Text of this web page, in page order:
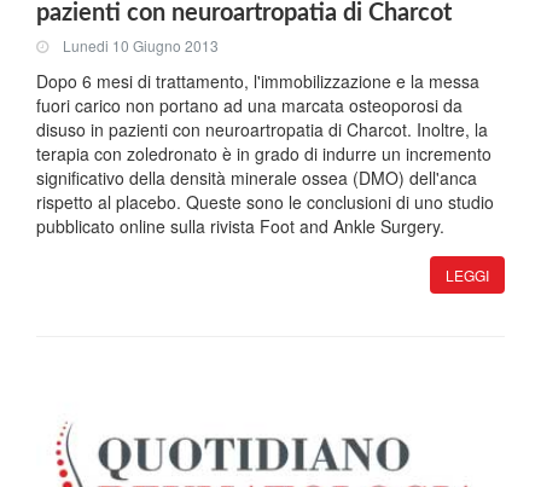
pazienti con neuroartropatia di Charcot
Lunedi 10 Giugno 2013
Dopo 6 mesi di trattamento, l'immobilizzazione e la messa
fuori carico non portano ad una marcata osteoporosi da
disuso in pazienti con neuroartropatia di Charcot. Inoltre, la
terapia con zoledronato è in grado di indurre un incremento
significativo della densità minerale ossea (DMO) dell'anca
rispetto al placebo. Queste sono le conclusioni di uno studio
pubblicato online sulla rivista Foot and Ankle Surgery.
LEGGI